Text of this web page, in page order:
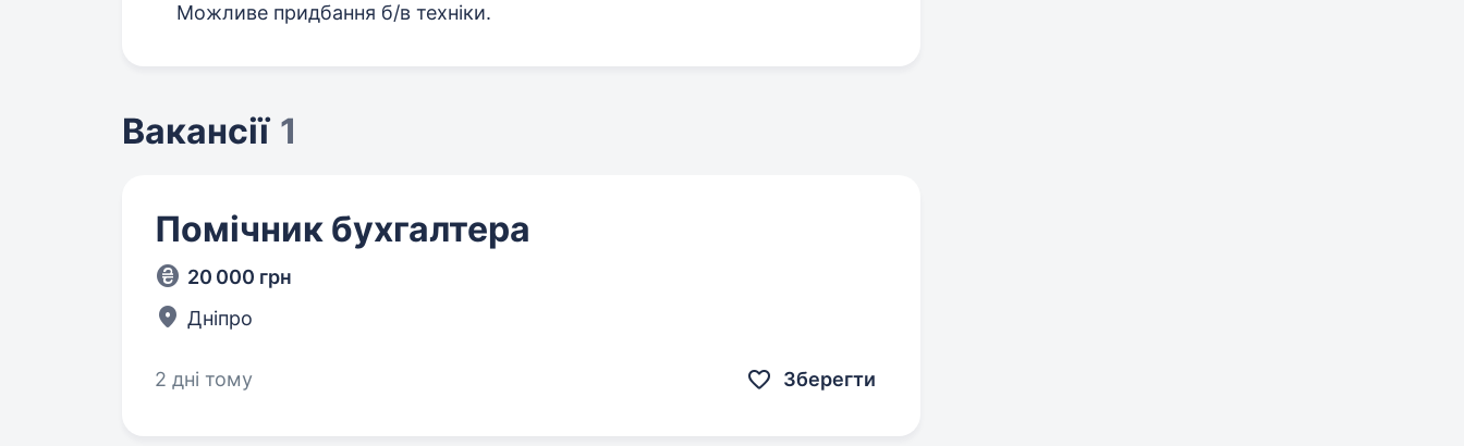
Можливе придбання б/в техніки.
Вакансії 1
Помічник бухгалтера
20 000 грн
Дніпро
2 дні тому Зберегти